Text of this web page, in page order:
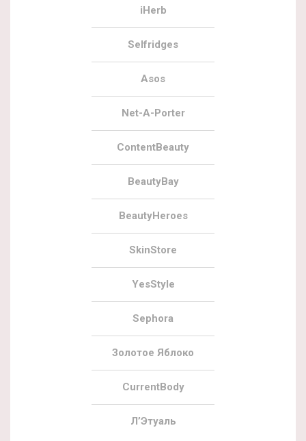
iHerb
Selfridges
Asos
Net-A-Porter
ContentBeauty
BeautyBay
BeautyHeroes
SkinStore
YesStyle
Sephora
Золотое Яблоко
CurrentBody
Л’Этуаль